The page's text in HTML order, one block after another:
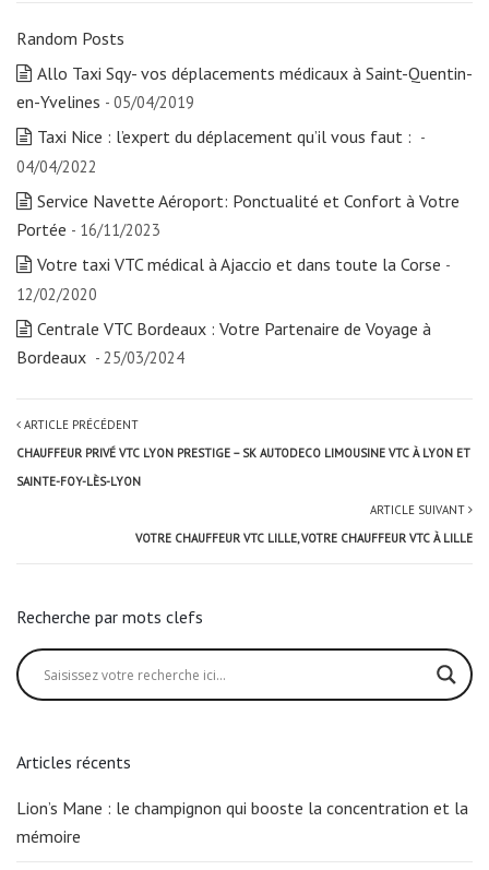
Random Posts
Allo Taxi Sqy- vos déplacements médicaux à Saint-Quentin-
en-Yvelines - 05/04/2019
Taxi Nice : l’expert du déplacement qu’il vous faut : -
04/04/2022
Service Navette Aéroport: Ponctualité et Confort à Votre
Portée - 16/11/2023
Votre taxi VTC médical à Ajaccio et dans toute la Corse -
12/02/2020
Centrale VTC Bordeaux : Votre Partenaire de Voyage à
Bordeaux - 25/03/2024
ARTICLE PRÉCÉDENT
CHAUFFEUR PRIVÉ VTC LYON PRESTIGE – SK AUTODECO LIMOUSINE VTC À LYON ET
SAINTE-FOY-LÈS-LYON
ARTICLE SUIVANT
VOTRE CHAUFFEUR VTC LILLE, VOTRE CHAUFFEUR VTC À LILLE
Recherche par mots clefs
Articles récents
Lion’s Mane : le champignon qui booste la concentration et la
mémoire